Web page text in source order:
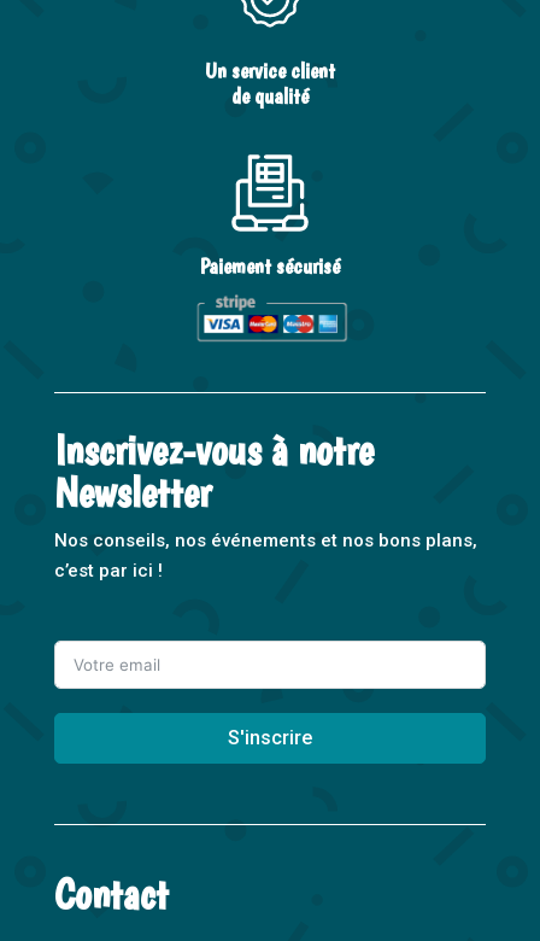
Un service client
de qualité
Paiement sécurisé
Inscrivez-vous à notre
Newsletter
Nos conseils, nos événements et nos bons plans,
c’est par ici !
S'inscrire
l
e
Contact